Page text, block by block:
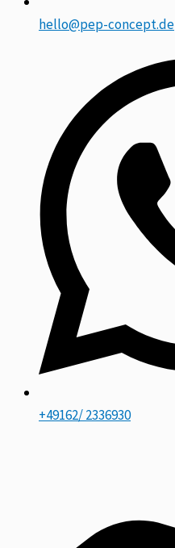
hello@pep-concept.de
+49162/ 2336930